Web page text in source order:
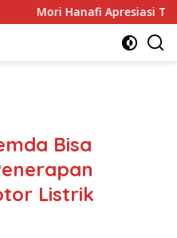
Tim Gabungan
Bisa
Listrik